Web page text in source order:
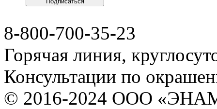
8-800-700-35-23
Горячая линия,
Консультации по
© 2016-2024 ООО